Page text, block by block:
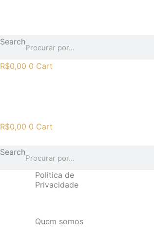
conteúdo
Search
R$0,00 0 Cart
R$0,00 0 Cart
Search
Politica de
Privacidade
Quem somos